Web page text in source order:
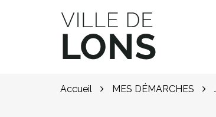
Site officiel de la ville de
Accueil MES DÉMARCHES